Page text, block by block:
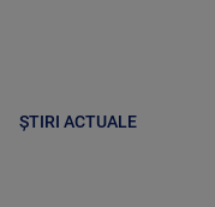
ȘTIRI ACTUALE